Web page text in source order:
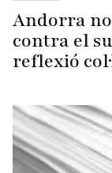
Andorra
contra el
reflexió